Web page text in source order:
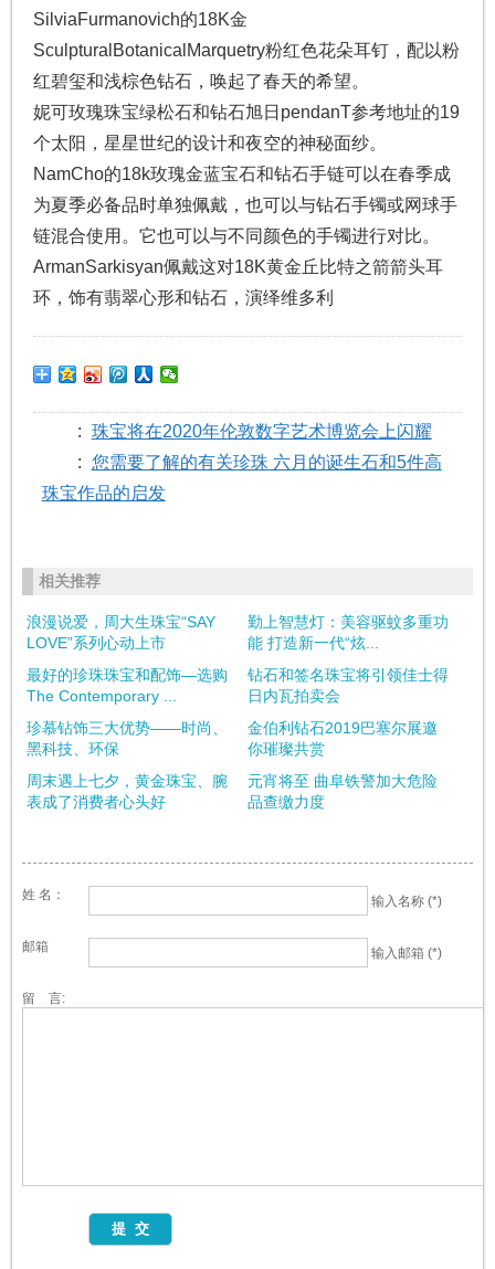
SilviaFurmanovich的18K金
SculpturalBotanicalMarquetry粉红色花朵耳钉，配以粉
红碧玺和浅棕色钻石，唤起了春天的希望。
妮可玫瑰珠宝绿松石和钻石旭日pendanT参考地址的19
个太阳，星星世纪的设计和夜空的神秘面纱。
NamCho的18k玫瑰金蓝宝石和钻石手链可以在春季成
为夏季必备品时单独佩戴，也可以与钻石手镯或网球手
链混合使用。它也可以与不同颜色的手镯进行对比。
ArmanSarkisyan佩戴这对18K黄金丘比特之箭箭头耳
环，饰有翡翠心形和钻石，演绎维多利
: 珠宝将在2020年伦敦数字艺术博览会上闪耀
: 您需要了解的有关珍珠 六月的诞生石和5件高
珠宝作品的启发
相关推荐
浪漫说爱，周大生珠宝“SAY
LOVE”系列心动上市
勤上智慧灯：美容驱蚊多重功
能 打造新一代“炫...
最好的珍珠珠宝和配饰—选购
The Contemporary ...
钻石和签名珠宝将引领佳士得
日内瓦拍卖会
珍慕钻饰三大优势——时尚、
黑科技、环保
金伯利钻石2019巴塞尔展邀
你璀璨共赏
周末遇上七夕，黄金珠宝、腕
表成了消费者心头好
元宵将至 曲阜铁警加大危险
品查缴力度
姓 名： 输入名称 (*)
邮箱 输入邮箱 (*)
留 言: